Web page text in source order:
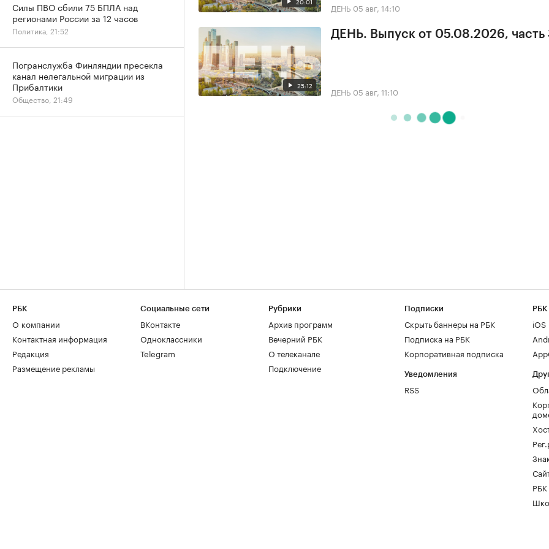
ДЕНЬ 05 авг, 14:10
25:12
ДЕНЬ. Выпуск от 05.08.2026, часть
ДЕНЬ 05 авг, 11:10
Силы ПВО сбили 75 БПЛА над
регионами России за 12 часов
Политика, 21:52
Погранслужба Финляндии пресекла
канал нелегальной миграции из
Прибалтики
Общество, 21:49
РБК
О компании
Контактная информация
Редакция
Размещение рекламы
Социальные сети
ВКонтакте
Одноклассники
Telegram
Рубрики
Архив программ
Вечерний РБК
О телеканале
Подключение
Подписки
Скрыть баннеры на РБК
Подписка на РБК
Корпоративная подписка
Уведомления
RSS
РБК
iOS